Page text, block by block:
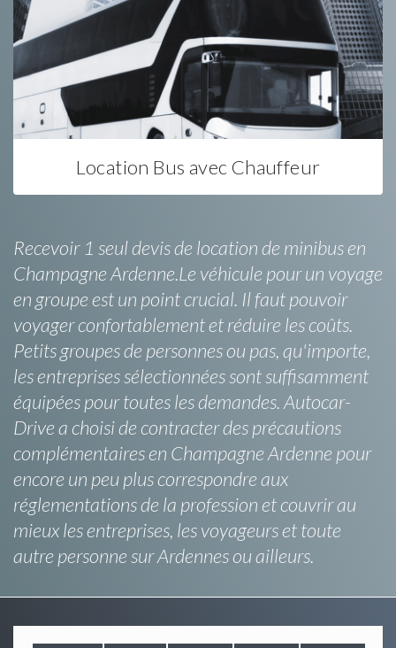
Location Bus avec Chauffeur
Recevoir 1 seul devis de location de minibus en
Champagne Ardenne.Le véhicule pour un voyage
en groupe est un point crucial. Il faut pouvoir
voyager confortablement et réduire les coûts.
Petits groupes de personnes ou pas, qu'importe,
les entreprises sélectionnées sont suffisamment
équipées pour toutes les demandes. Autocar-
Drive a choisi de contracter des précautions
complémentaires en Champagne Ardenne pour
encore un peu plus correspondre aux
réglementations de la profession et couvrir au
mieux les entreprises, les voyageurs et toute
autre personne sur Ardennes ou ailleurs.